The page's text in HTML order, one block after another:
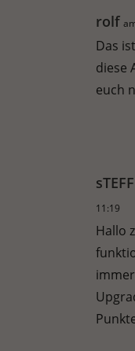
rolf
Das
diese
euch
11:19
Hallo